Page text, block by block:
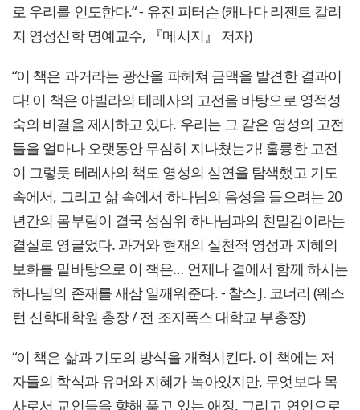
로 우리를 인도한다.“ - 유진 피터슨 (캐나다 리젠트 칼리
지 영성신학 명예교수, 『메시지』 저자)
“이 책은 과거라는 광산을 파헤쳐 금맥을 발견한 결과이
다! 이 책은 아빌라의 테레사의 고전을 바탕으로 영적성
숙의 비결을 제시하고 있다. 우리는 그 같은 영성의 고전
들을 얼마나 오랫동안 무심히 지나쳤는가! 훌륭한 고전
이 그렇듯 테레사의 책도 영성의 심연을 탐색했고 기도
속에서, 그리고 삶 속에서 하나님의 음성을 들으려는 20
년간의 몸부림이 결국 성삼위 하나님과의 친밀감이라는
결실로 영글었다. 과거와 현재의 실천적 영성과 지혜의
보화를 밑바탕으로 이 책은… 언제나 곁에서 함께 하시는
하나님의 존재를 새삼 일깨워준다. - 찰스 J. 코너리 (웨스
턴 신학대학원 총장 / 전 조지폭스 대학교 부총장)
“이 책은 삶과 기도의 방식을 개혁시킨다. 이 책에는 저
자들의 학식과 유머와 지혜가 녹아있지만, 무엇보다 목
사로서 교인들을 향해 품고 있는 애정, 그리고 연인으로